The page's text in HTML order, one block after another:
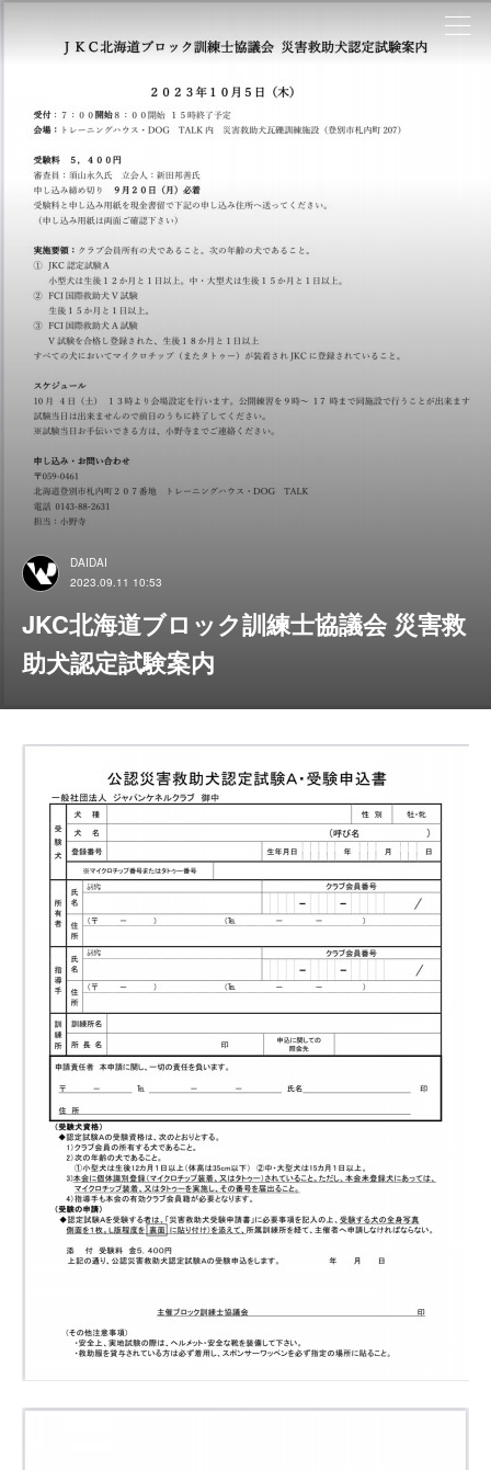
DAIDAI
2023.09.11 10:53
JKC北海道ブロック訓練士協議会 災害救
助犬認定試験案内